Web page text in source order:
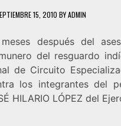
15, 2010 BYADMIN
después del
del resguardo
de Circuito
los integrantes del
HILARIO LÓPEZ del